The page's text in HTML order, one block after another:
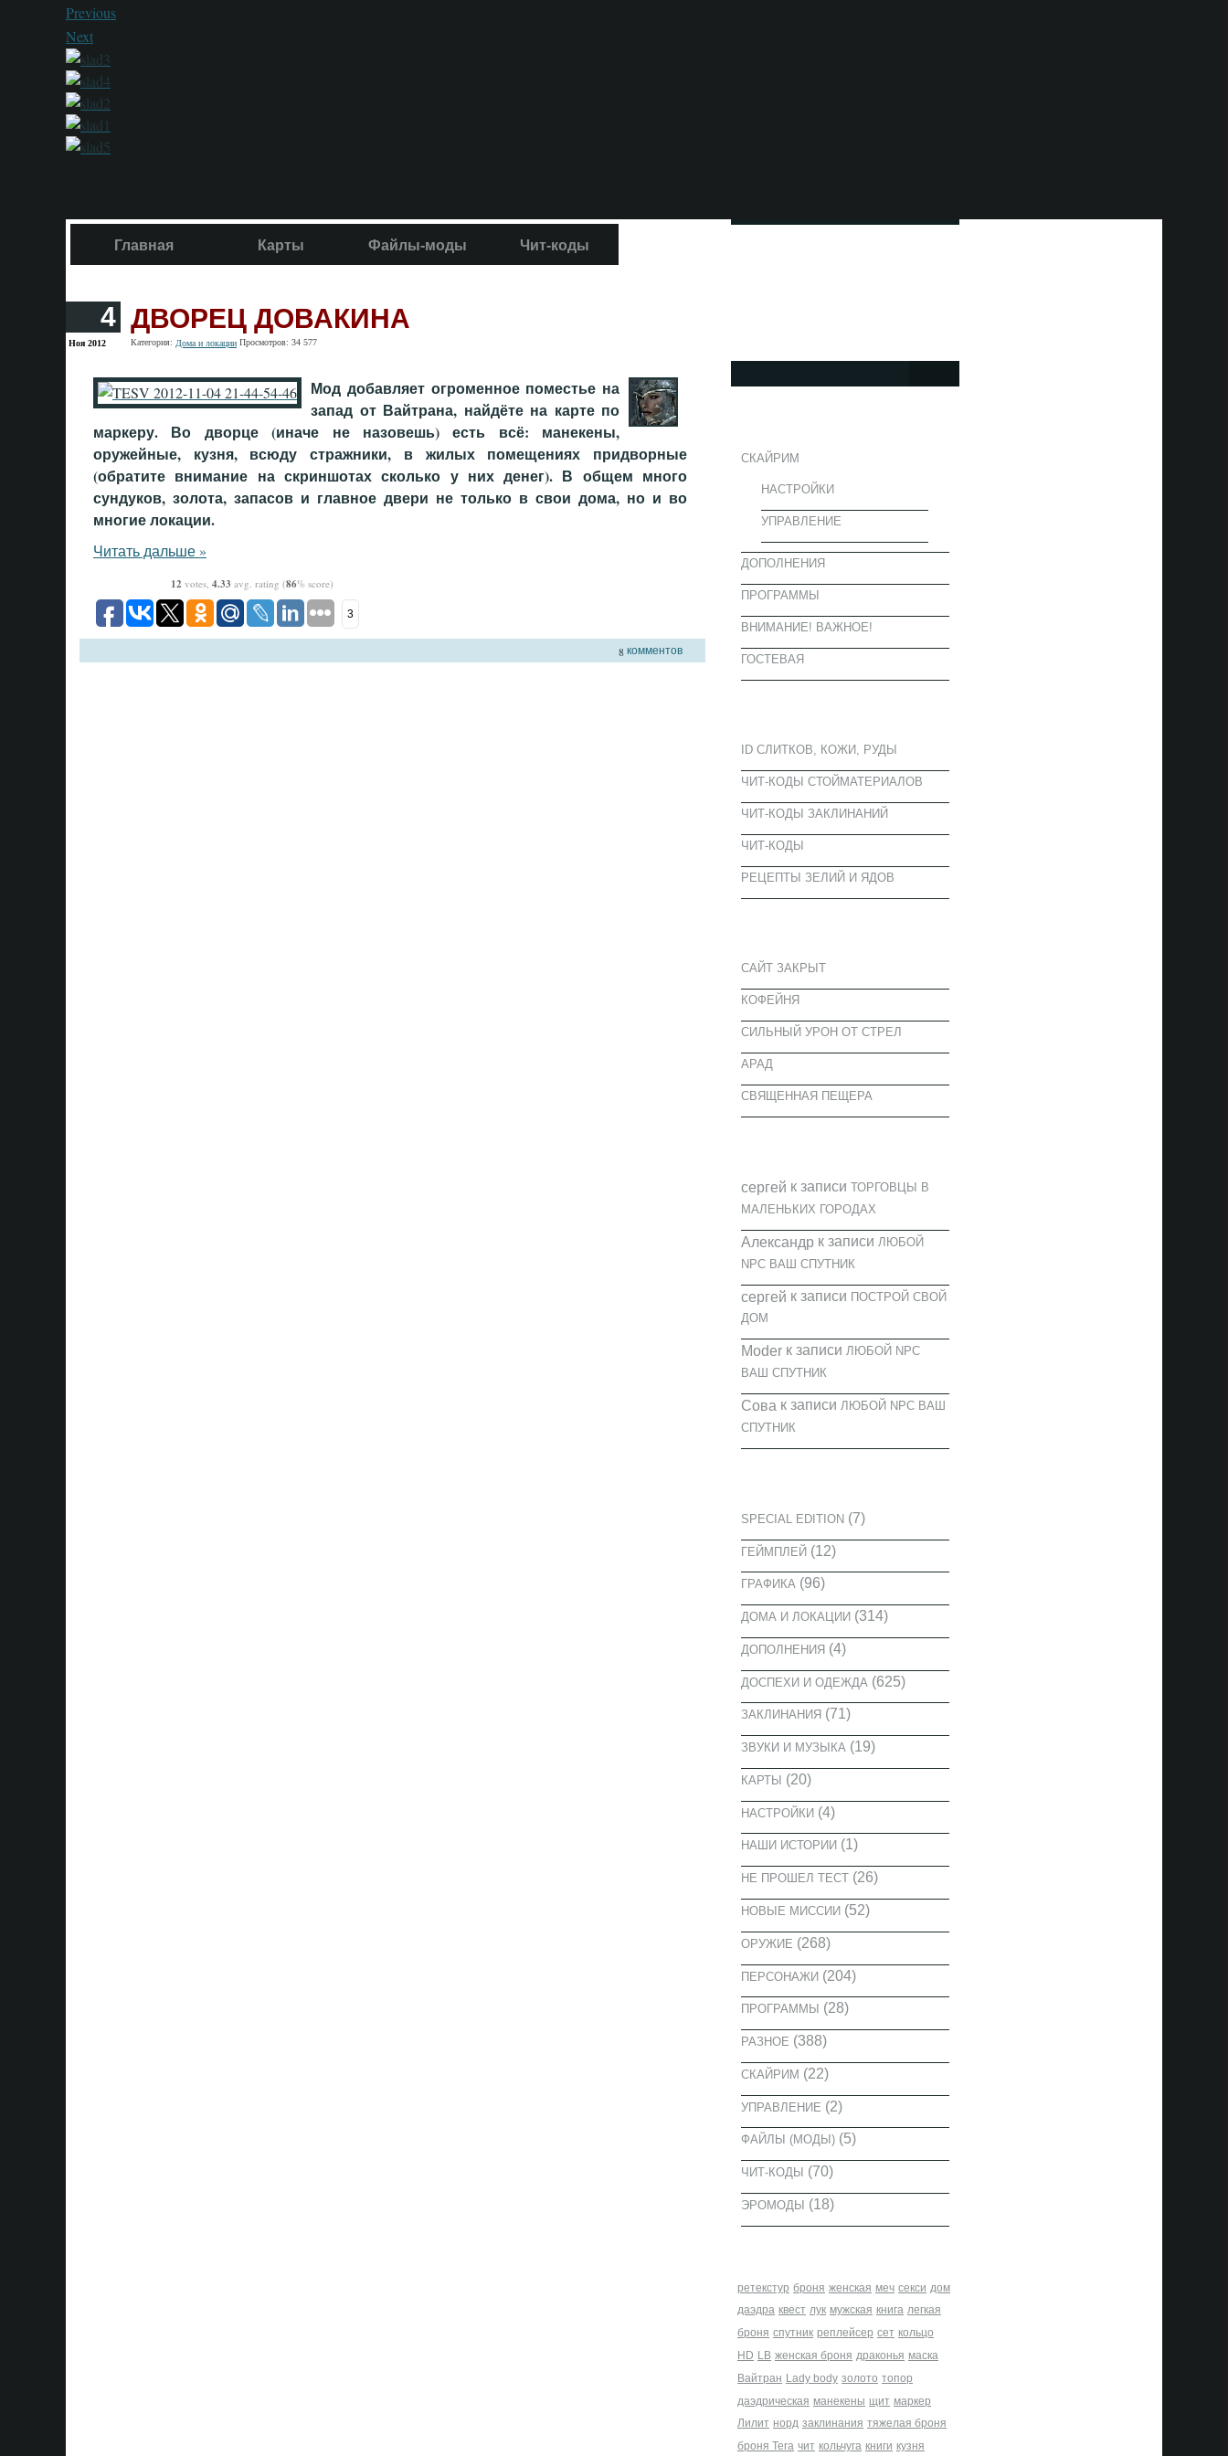
Previous
Next
Главная Карты Файлы-моды Чит-коды
Мод добавляет огроменное поместье на
запад от Вайтрана, найдёте на карте по
маркеру. Во дворце (иначе не назовешь) есть всё: манекены,
оружейные, кузня, всюду стражники, в жилых помещениях придворные
(обратите внимание на скриншотах сколько у них денег). В общем много
сундуков, золота, запасов и главное двери не только в свои дома, но и во
многие локации.
Читать дальше »
12 votes, 4.33 avg. rating (86% score)
3
8комментов
4
Ноя 2012
ДВОРЕЦ ДОВАКИНА
Категория: Дома и локации Просмотров: 34 577
СКАЙРИМ
НАСТРОЙКИ
УПРАВЛЕНИЕ
ДОПОЛНЕНИЯ
ПРОГРАММЫ
ВНИМАНИЕ! ВАЖНОЕ!
ГОСТЕВАЯ
ID СЛИТКОВ, КОЖИ, РУДЫ
ЧИТ-КОДЫ СТОЙМАТЕРИАЛОВ
ЧИТ-КОДЫ ЗАКЛИНАНИЙ
ЧИТ-КОДЫ
РЕЦЕПТЫ ЗЕЛИЙ И ЯДОВ
САЙТ ЗАКРЫТ
КОФЕЙНЯ
CИЛЬНЫЙ УРОН ОТ СТРЕЛ
АРАД
СВЯЩЕННАЯ ПЕЩЕРА
cергей к записи ТОРГОВЦЫ В
МАЛЕНЬКИХ ГОРОДАХ
Александрк записи ЛЮБОЙ
NPC ВАШ СПУТНИК
cергей к записи ПОСТРОЙ СВОЙ
ДОМ
Moderк записи ЛЮБОЙ NPC
ВАШ СПУТНИК
Сова к записи ЛЮБОЙ NPC ВАШ
СПУТНИК
SPECIAL EDITION(7)
ГЕЙМПЛЕЙ(12)
ГРАФИКА (96)
ДОМА И ЛОКАЦИИ(314)
ДОПОЛНЕНИЯ(4)
ДОСПЕХИ И ОДЕЖДА (625)
ЗАКЛИНАНИЯ(71)
ЗВУКИ И МУЗЫКА (19)
КАРТЫ (20)
НАСТРОЙКИ(4)
НАШИ ИСТОРИИ(1)
НЕ ПРОШЕЛ ТЕСТ(26)
НОВЫЕ МИССИИ(52)
ОРУЖИЕ (268)
ПЕРСОНАЖИ(204)
ПРОГРАММЫ (28)
РАЗНОЕ (388)
СКАЙРИМ (22)
УПРАВЛЕНИЕ (2)
ФАЙЛЫ (МОДЫ)(5)
ЧИТ-КОДЫ (70)
ЭРОМОДЫ (18)
ретекстур броня женская меч секси дом
даэдра квест лук мужская книга легкая
броня спутник реплейсер сет кольцо
HD LB женская броня драконья маска
Вайтран Lady body золото топор
даэдрическая манекены щит маркер
Лилит норд заклинания тяжелая броня
броня Tera чит кольчуга книги кузня